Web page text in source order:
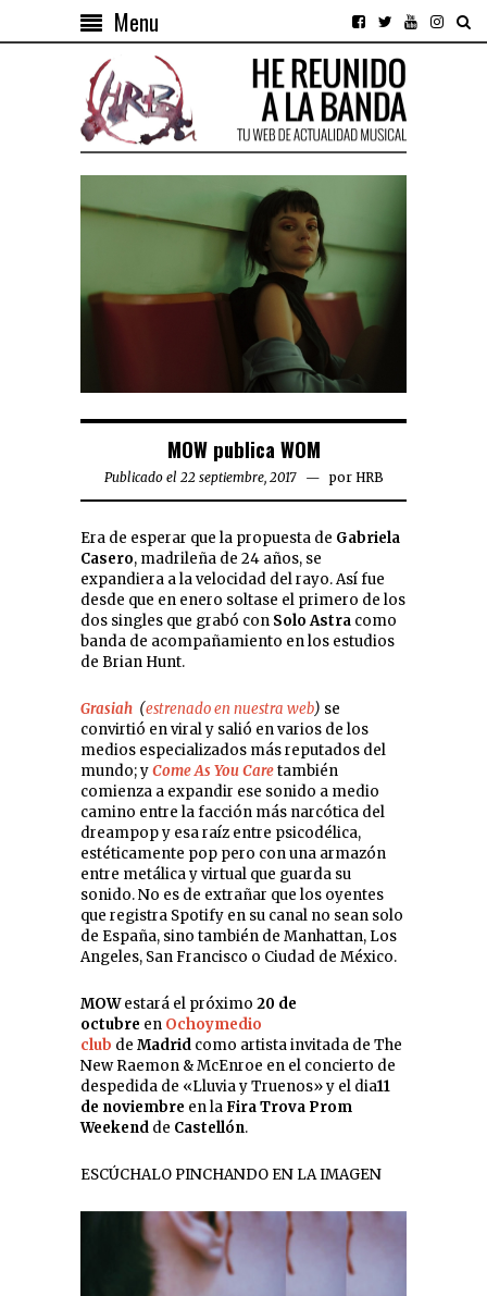
Menu
MOW publica WOM
Publicado el 22 septiembre, 2017 por HRB
Era de esperar que la propuesta de Gabriela
Casero, madrileña de 24 años, se
expandiera a la velocidad del rayo. Así fue
desde que en enero soltase el primero de los
dos singles que grabó con Solo Astra como
banda de acompañamiento en los estudios
de Brian Hunt.
Grasiah (estrenado en nuestra web) se
convirtió en viral y salió en varios de los
medios especializados más reputados del
mundo; yCome As You Caretambién
comienza a expandir ese sonido a medio
camino entre la facción más narcótica del
dreampop y esa raíz entre psicodélica,
estéticamente pop pero con una armazón
entre metálica y virtual que guarda su
sonido. No es de extrañar que los oyentes
que registra Spotify en su canal no sean solo
de España, sino también de Manhattan, Los
Angeles, San Francisco o Ciudad de México.
MOWestará el próximo 20 de
octubre en Ochoymedio
club de Madrid como artista invitada de The
New Raemon & McEnroe en el concierto de
despedida de «Lluvia y Truenos» y el dia11
de noviembre en la Fira Trova Prom
Weekend de Castellón.
ESCÚCHALO PINCHANDO EN LA IMAGEN